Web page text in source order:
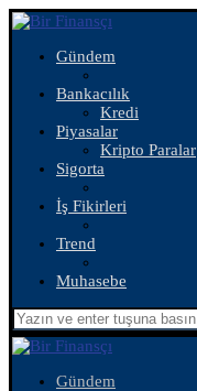
Gündem
Bankacılık
Kredi
Piyasalar
Kripto Paralar
Sigorta
İş Fikirleri
Trend
Muhasebe
Gündem